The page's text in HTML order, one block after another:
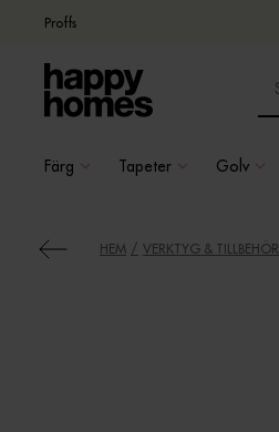
Proffs
Färg Tapeter Golv
HEM VERKTYG & TILLBEHÖR